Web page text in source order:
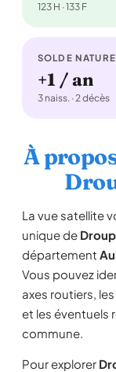
123 H · 133 F
SOLDE
+1 / an
3 naiss. · 2 décès
À
La vue satellite
unique de
département
Vous pouvez
axes routiers,
et les éventuels
commune.
Pour explorer